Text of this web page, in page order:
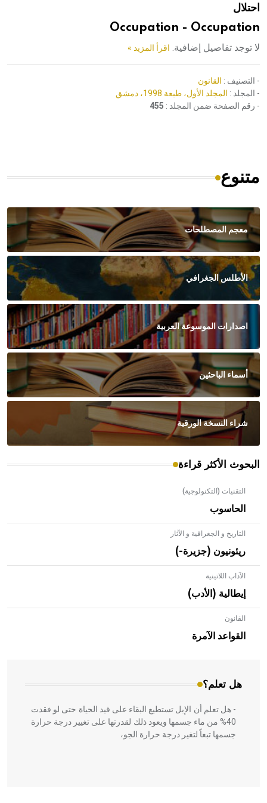
احتلال
Occupation - Occupation
لا توجد تفاصيل إضافية. اقرأ المزيد »
- التصنيف : القانون
- المجلد : المجلد الأول، طبعة 1998، دمشق
- رقم الصفحة ضمن المجلد : 455
متنوع
معجم المصطلحات
الأطلس الجغرافي
اصدارات الموسوعة العربية
أسماء الباحثين
شراء النسخة الورقية
البحوث الأكثر قراءة
التقنيات (التكنولوجية)
الحاسوب
التاريخ و الجغرافية و الآثار
ريئونيون (جزيرة-)
الآداب اللاتينية
إيطالية (الأدب)
القانون
القواعد الآمرة
هل تعلم؟
- هل تعلم أن الأبلق نوع من الفنون الهندسية التي ارتبطت
بالعمارة الإسلامية في بلاد الشام ومصر خاصة، حيث يحرص
المعمار على بناء مداميكه وخاصة في الواجهات
- هل تعلم أن الإبل تستطيع البقاء على قيد الحياة حتى لو فقدت
40% من ماء جسمها ويعود ذلك لقدرتها على تغيير درجة حرارة
جسمها تبعاً لتغير درجة حرارة الجو،